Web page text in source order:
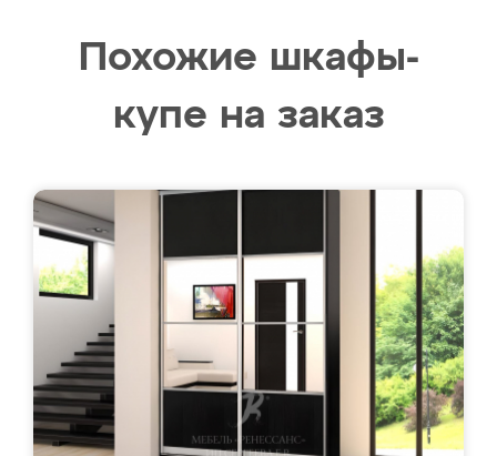
Похожие шкафы-
купе на заказ